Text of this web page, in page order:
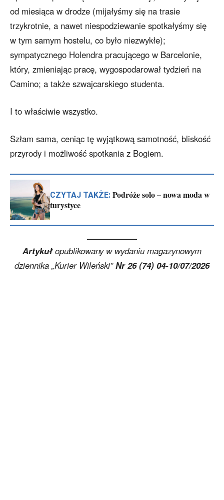
od miesiąca w drodze (mijałyśmy się na trasie
trzykrotnie, a nawet niespodziewanie spotkałyśmy się
w tym samym hostelu, co było niezwykłe);
sympatycznego Holendra pracującego w Barcelonie,
który, zmieniając pracę, wygospodarował tydzień na
Camino; a także szwajcarskiego studenta.
I to właściwie wszystko.
Szłam sama, ceniąc tę wyjątkową samotność, bliskość
przyrody i możliwość spotkania z Bogiem.
CZYTAJ TAKŻE: Podróże solo – nowa moda w
turystyce
Artykułopublikowany w wydaniu magazynowym
dziennika „Kurier Wileński”Nr 26 (74) 04-10/07/2026